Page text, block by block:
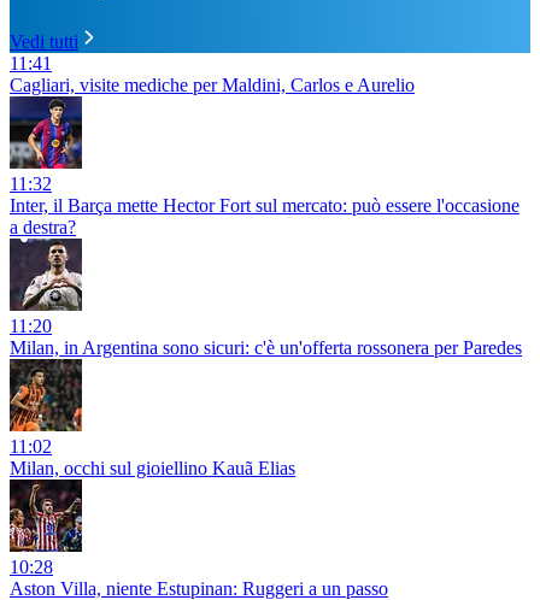
Vedi tutti
11:41
Cagliari, visite mediche per Maldini, Carlos e Aurelio
11:32
Inter, il Barça mette Hector Fort sul mercato: può essere l'occasione
a destra?
11:20
Milan, in Argentina sono sicuri: c'è un'offerta rossonera per Paredes
11:02
Milan, occhi sul gioiellino Kauã Elias
10:28
Aston Villa, niente Estupinan: Ruggeri a un passo